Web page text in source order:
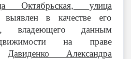
Октябрьская, улица
выявлен в качестве его
владеющего данным
на праве
Давиденко Александра